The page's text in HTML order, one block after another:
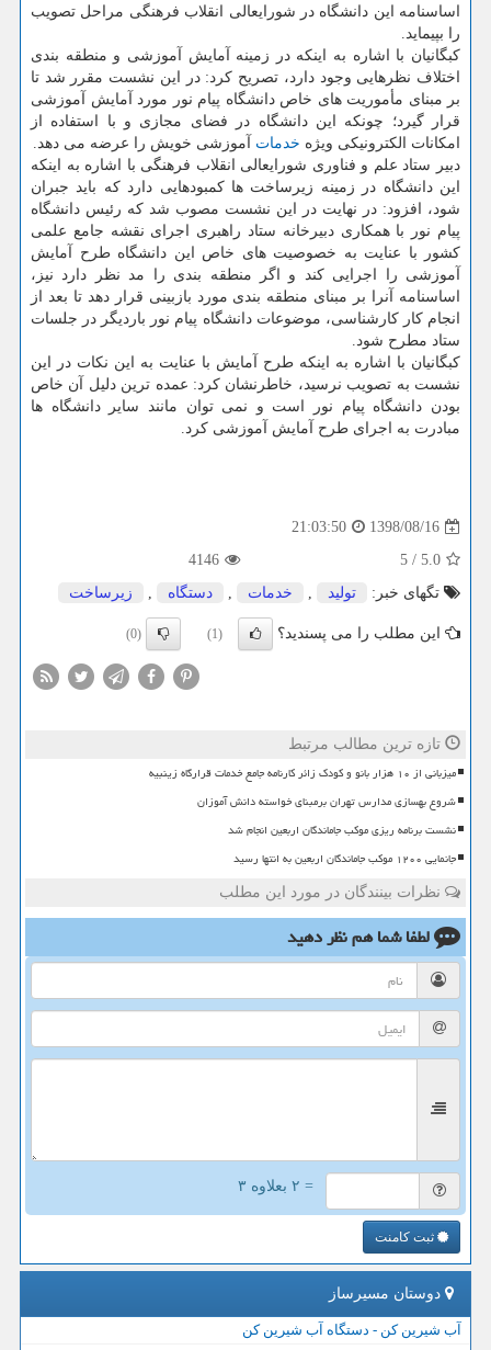
اساسنامه این دانشگاه در شورایعالی انقلاب فرهنگی مراحل تصویب
را بپیماید.
كبگانیان با اشاره به اینكه در زمینه آمایش آموزشی و منطقه بندی
اختلاف نظرهایی وجود دارد، تصریح كرد: در این نشست مقرر شد تا
بر مبنای مأموریت های خاص دانشگاه پیام نور مورد آمایش آموزشی
قرار گیرد؛ چونكه این دانشگاه در فضای مجازی و با استفاده از
امكانات الكترونیكی ویژه خدمات آموزشی خویش را عرضه می دهد.
دبیر ستاد علم و فناوری شورایعالی انقلاب فرهنگی با اشاره به اینكه
این دانشگاه در زمینه زیرساخت ها كمبودهایی دارد كه باید جبران
شود، افزود: در نهایت در این نشست مصوب شد كه رئیس دانشگاه
پیام نور با همكاری دبیرخانه ستاد راهبری اجرای نقشه جامع علمی
كشور با عنایت به خصوصیت های خاص این دانشگاه طرح آمایش
آموزشی را اجرایی كند و اگر منطقه بندی را مد نظر دارد نیز،
اساسنامه آنرا بر مبنای منطقه بندی مورد بازبینی قرار دهد تا بعد از
انجام كار كارشناسی، موضوعات دانشگاه پیام نور باردیگر در جلسات
ستاد مطرح شود.
كبگانیان با اشاره به اینكه طرح آمایش با عنایت به این نكات در این
نشست به تصویب نرسید، خاطرنشان كرد: عمده ترین دلیل آن خاص
بودن دانشگاه پیام نور است و نمی توان مانند سایر دانشگاه ها
مبادرت به اجرای طرح آمایش آموزشی كرد.
1398/08/16
21:03:50
5.0
/
5
4146
تگهای خبر:
تولید , خدمات , دستگاه , زیرساخت
این مطلب را می پسندید؟ (1)
(0)
تازه ترین مطالب مرتبط
میزبانی از ۱۰ هزار بانو و کودک زائر کارنامه جامع خدمات قرارگاه زینبیه
شروع بهسازی مدارس تهران برمبنای خواسته دانش آموزان
نشست برنامه ریزی موکب جاماندگان اربعین انجام شد
جانمایی ۱۲۰۰ موکب جاماندگان اربعین به انتها رسید
نظرات بینندگان در مورد این مطلب
لطفا شما همنظر دهید
= ۲ بعلاوه ۳
ثبت کامنت
دوستان مسیرساز
آب شیرین کن - دستگاه آب شیرین کن